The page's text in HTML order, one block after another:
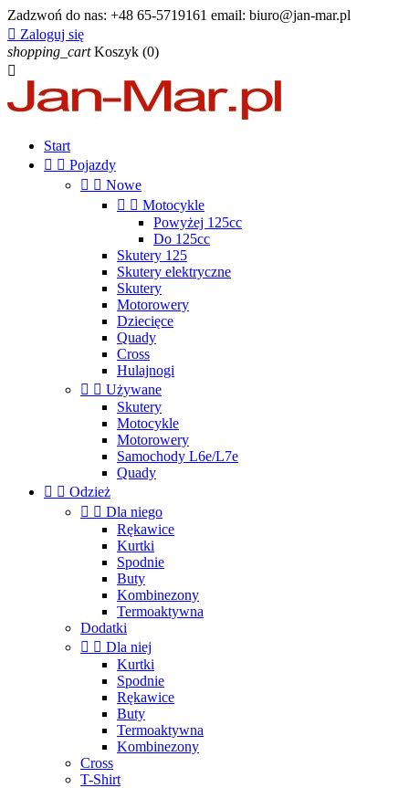
Zadzwoń do nas: +48 65-5719161 email: biuro@jan-mar.pl
 Zaloguj się
shopping_cart Koszyk (0)

Start
  Pojazdy
  Nowe
  Motocykle
Powyżej 125cc
Do 125cc
Skutery 125
Skutery elektryczne
Skutery
Motorowery
Dziecięce
Quady
Cross
Hulajnogi
  Używane
Skutery
Motocykle
Motorowery
Samochody L6e/L7e
Quady
  Odzież
  Dla niego
Rękawice
Kurtki
Spodnie
Buty
Kombinezony
Termoaktywna
Dodatki
  Dla niej
Kurtki
Spodnie
Rękawice
Buty
Termoaktywna
Kombinezony
Cross
T-Shirt